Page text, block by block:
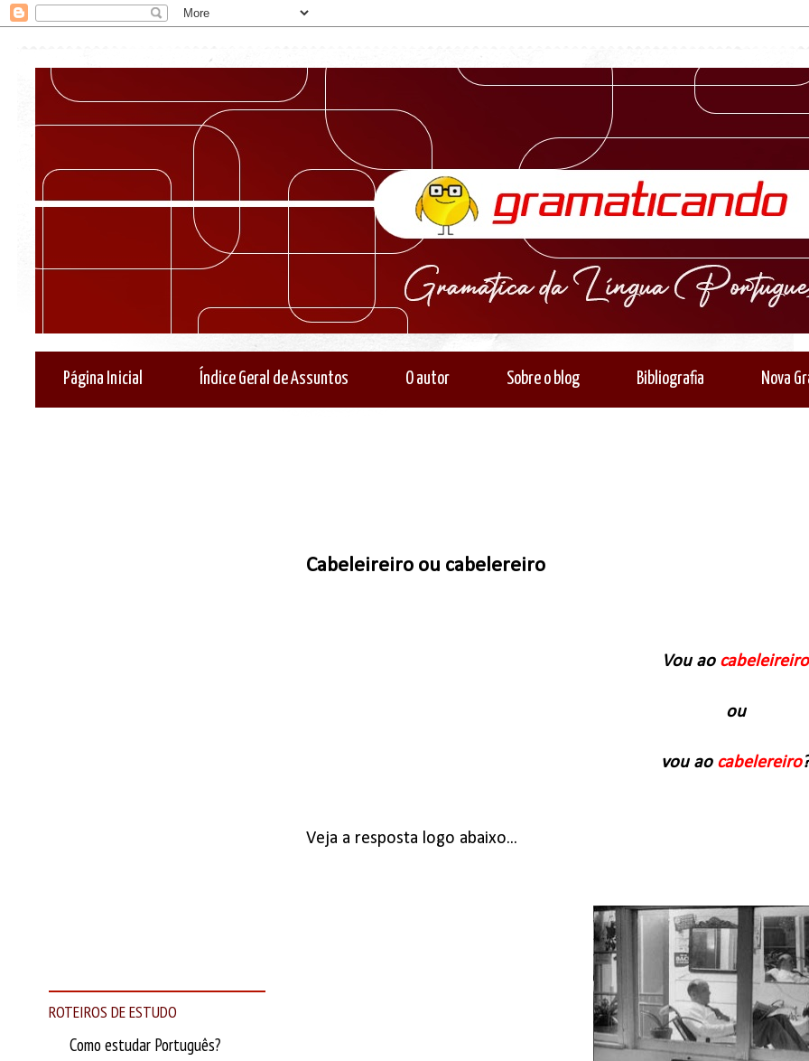
Página Inicial Índice Geral de Assuntos O autor Sobre o blog Bibliografia Nova
Cabeleireiro ou cabelereiro
Vou ao
ou
vou ao cabelereiro
Veja a resposta logo abaixo...
ROTEIROS DE ESTUDO
Como estudar Português?